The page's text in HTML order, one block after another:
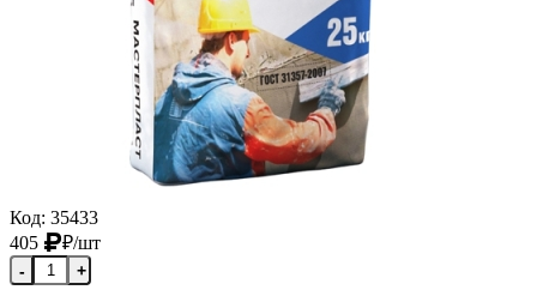
Код: 35433
405
₽/шт
- +